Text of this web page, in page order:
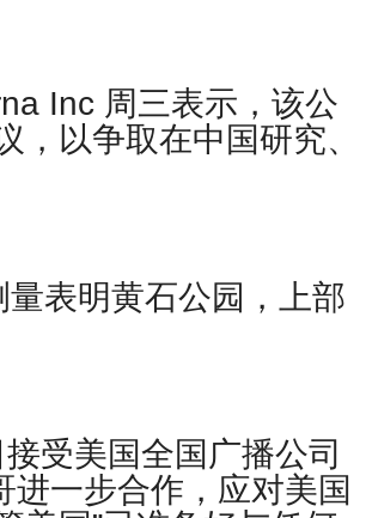
Inc 周三表示，该公
以争取在中国研究、
表明黄石公园，上部
受美国全国广播公司
进一步合作，应对美国